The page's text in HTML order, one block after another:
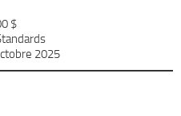
$
2025